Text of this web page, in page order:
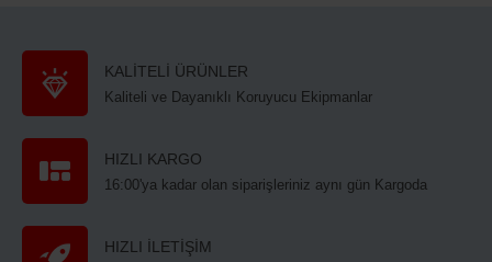
KALİTELİ ÜRÜNLER
Kaliteli ve Dayanıklı Koruyucu Ekipmanlar
HIZLI KARGO
16:00'ya kadar olan siparişleriniz aynı gün Kargoda
HIZLI İLETİŞİM